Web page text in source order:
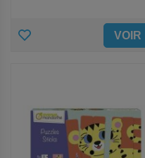
AJOUTER VOIR